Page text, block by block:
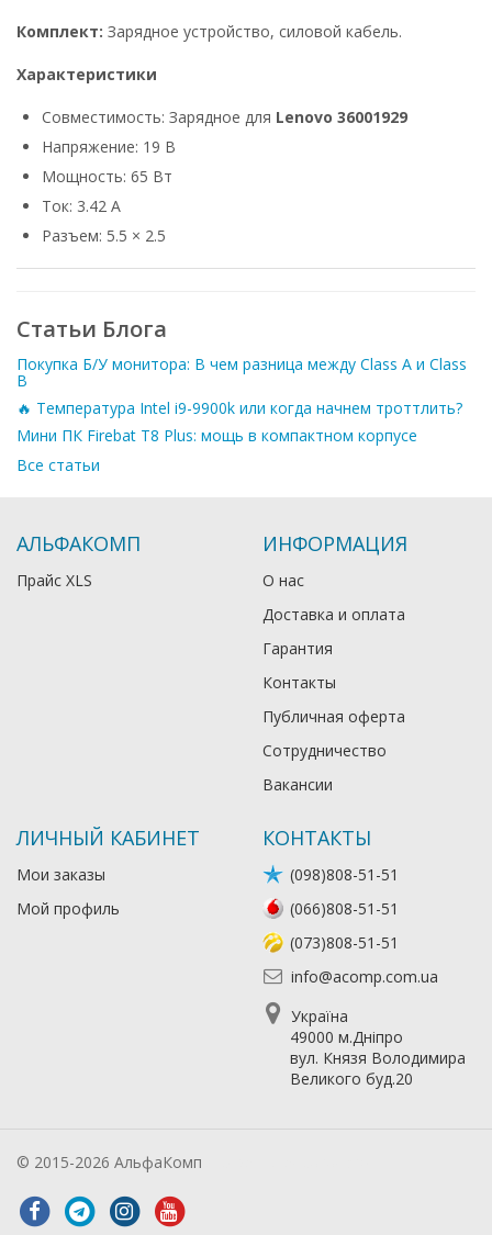
Комплект: Зарядное устройство, силовой кабель.
Характеристики
Совместимость: Зарядное для Lenovo 36001929
Напряжение: 19 В
Мощность: 65 Вт
Ток: 3.42 А
Разъем: 5.5 × 2.5
Статьи Блога
Покупка Б/У монитора: В чем разница между Class A и Class
B
🔥 Температура Intel i9-9900k или когда начнем троттлить?
Мини ПК Firebat T8 Plus: мощь в компактном корпусе
Все статьи
АЛЬФАКОМП
Прайс XLS
ИНФОРМАЦИЯ
О нас
Доставка и оплата
Гарантия
Контакты
Публичная оферта
Сотрудничество
Вакансии
ЛИЧНЫЙ КАБИНЕТ
Мои заказы
Мой профиль
КОНТАКТЫ
(098)808-51-51
(066)808-51-51
(073)808-51-51
info@acomp.com.ua
Україна
49000 м.Дніпро
вул. Князя Володимира
Великого буд.20
© 2015-2026 АльфаКомп